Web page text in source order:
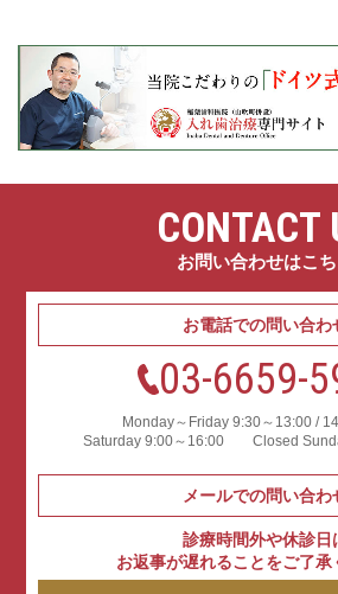
CONTACT
お問い合わせはこ
お電話での問い合わ
03-6659-
Monday～Friday 9:30～13:00 /
Saturday 9:00～16:00 Closed
メールでの問い合わ
診療時間外や休診日
お返事が遅れることをご了承